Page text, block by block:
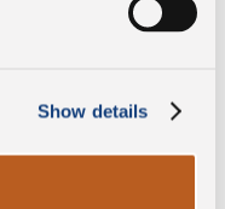
Show details